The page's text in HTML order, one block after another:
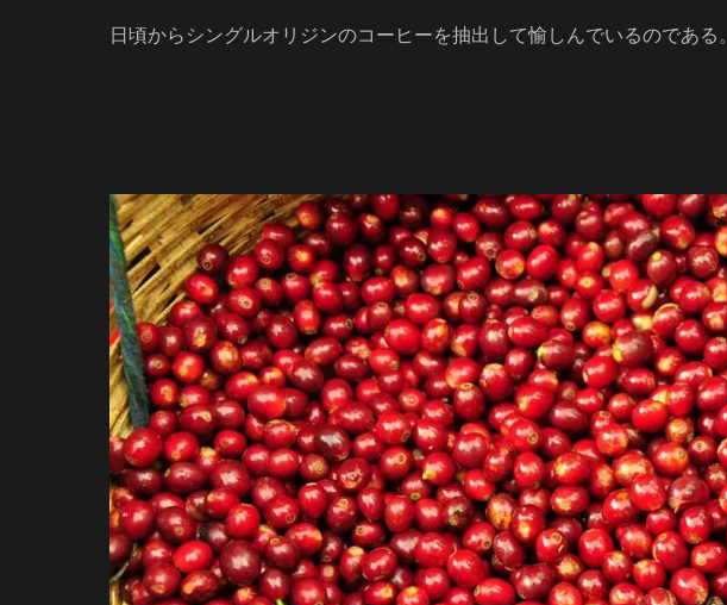
日頃からシングルオリジンのコーヒーを抽出して愉しんでいるのである。